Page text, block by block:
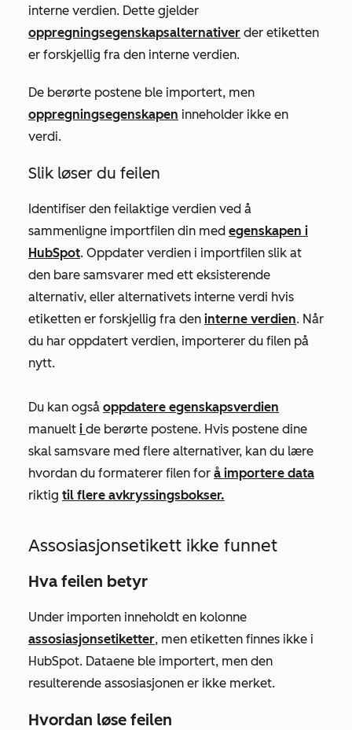
interne verdien. Dette gjelder
oppregningsegenskapsalternativer der etiketten
er forskjellig fra den interne verdien.
De berørte postene ble importert, men
oppregningsegenskapen inneholder ikke en
verdi.
Slik løser du feilen
Identifiser den feilaktige verdien ved å
sammenligne importfilen din med egenskapen i
HubSpot. Oppdater verdien i importfilen slik at
den bare samsvarer med ett eksisterende
alternativ, eller alternativets interne verdi hvis
etiketten er forskjellig fra den interne verdien. Når
du har oppdatert verdien, importerer du filen på
nytt.
Du kan også oppdatere egenskapsverdien
manuelt i de berørte postene. Hvis postene dine
skal samsvare med flere alternativer, kan du lære
hvordan du formaterer filen for å importere data
riktig til flere avkryssingsbokser.
Assosiasjonsetikett ikke funnet
Hva feilen betyr
Under importen inneholdt en kolonne
assosiasjonsetiketter, men etiketten finnes ikke i
HubSpot. Dataene ble importert, men den
resulterende assosiasjonen er ikke merket.
Hvordan løse feilen